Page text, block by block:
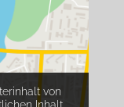
von